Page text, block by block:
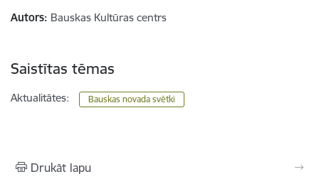
Autors: Bauskas Kultūras centrs
Saistītas tēmas
Aktualitātes: Bauskas novada svētki
Drukāt lapu